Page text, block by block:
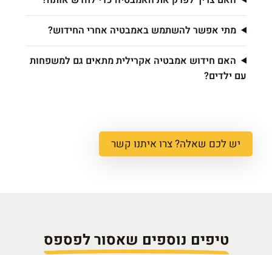
מתי אפשר להשתמש באמבטיה אחרי החידוש?
האם חידוש אמבטיה אקרילית מתאים גם למשפחות
עם ילדים?
יש לכם שאלה? צרו איתנו קשר
טיפים נוספים שאסור לפספס